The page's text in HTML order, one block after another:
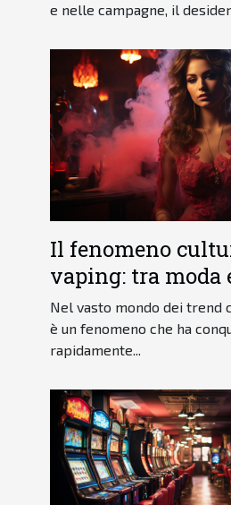
e nelle campagne, il
Il fenomeno
vaping: tra moda
consapevolezza
Nel vasto mondo dei trend
è un fenomeno che ha
rapidamente...